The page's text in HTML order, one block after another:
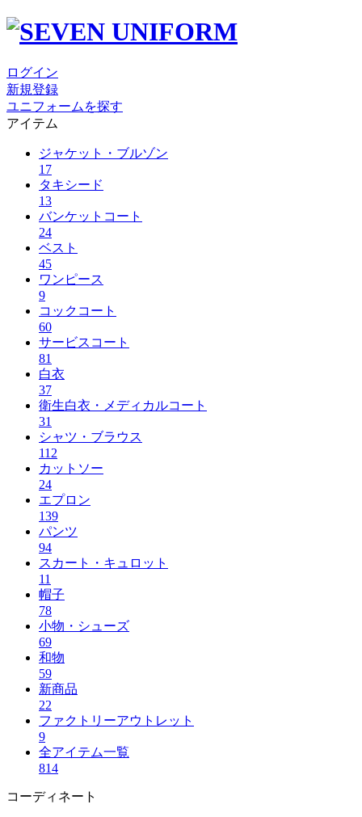
ログイン
新規登録
ユニフォームを探す
アイテム
ジャケット・ブルゾン
17
タキシード
13
バンケットコート
24
ベスト
45
ワンピース
9
コックコート
60
サービスコート
81
白衣
37
衛生白衣・メディカルコート
31
シャツ・ブラウス
112
カットソー
24
エプロン
139
パンツ
94
スカート・キュロット
11
帽子
78
小物・シューズ
69
和物
59
新商品
22
ファクトリーアウトレット
9
全アイテム一覧
814
コーディネート